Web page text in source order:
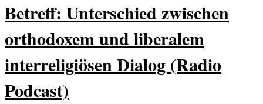
Betreff: Unterschied zwischen
orthodoxem und liberalem
interreligiösen Dialog (Radio
Podcast)